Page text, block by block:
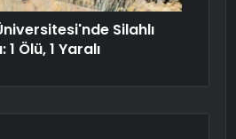
Silahlı
1 Ölü, 1 Yaralı